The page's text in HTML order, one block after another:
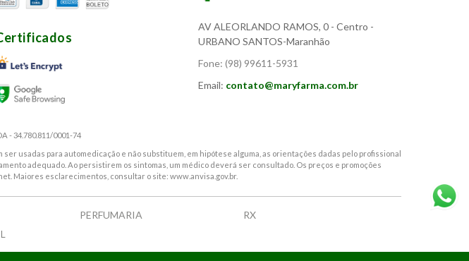
AV ALEORLANDO RAMOS, 0 - Centro -
URBANO SANTOS-Maranhão
Fone: (98) 99611-5931
Email: contato@maryfarma.com.br
- 34.780.811/0001-74
usadas para automedicação e não substituem, em hipótese alguma, as orientações dadas pelo profissional
adequado. Ao persistirem os sintomas, um médico deverá ser consultado. Os preços e promoções
Maiores esclarecimentos, consultar o site: www.anvisa.gov.br.
PERFUMARIA
RX